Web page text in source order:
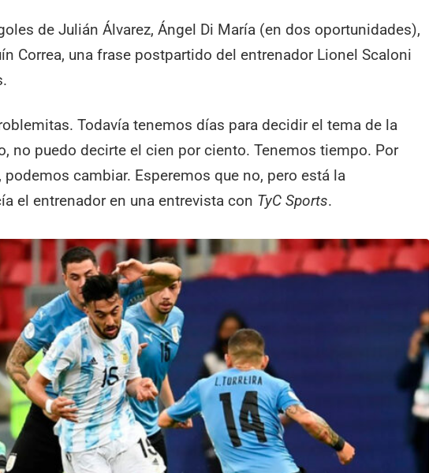
de Julián Álvarez, Ángel Di María (en dos oportunidades),
Correa, una frase postpartido del entrenador Lionel Scaloni
Todavía tenemos días para decidir el tema de la
no puedo decirte el cien por ciento. Tenemos tiempo. Por
podemos cambiar. Esperemos que no, pero está la
el entrenador en una entrevista con TyC Sports.